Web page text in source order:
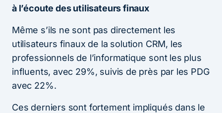
à l’écoute des utilisateurs finaux
Même s’ils ne sont pas directement les
utilisateurs finaux de la solution CRM, les
professionnels de l’informatique sont les plus
influents, avec 29%, suivis de près par les PDG
avec 22%.
Ces derniers sont fortement impliqués dans le